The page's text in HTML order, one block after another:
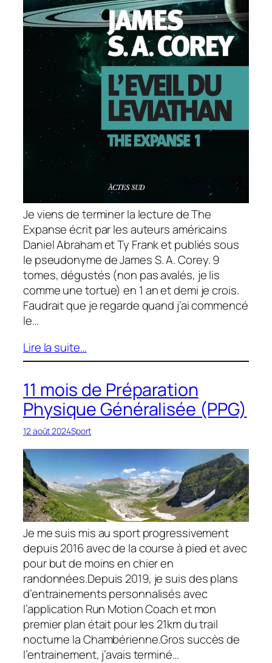
Je viens de terminer la lecture de The
Expanse écrit par les auteurs américains
Daniel Abraham et Ty Frank et publiés sous
le pseudonyme de James S. A. Corey. 9
tomes, dégustés (non pas avalés, je lis
comme une tortue) en 1 an et demi je crois.
Faudrait que je regarde quand j’ai commencé
le…
Lire la suite…
11 mois de Préparation
Physique Généralisée (PPG)
12 août 2024Sport
Je me suis mis au sport progressivement
depuis 2016 avec de la course à pied et avec
pour but de moins en chier en
randonnées.Depuis 2019, je suis des plans
d’entrainements personnalisés avec
l’application Run Motion Coach et mon
premier plan était pour les 21km du trail
nocturne la Chambérienne.Gros succès de
l’entrainement, j’avais terminé…